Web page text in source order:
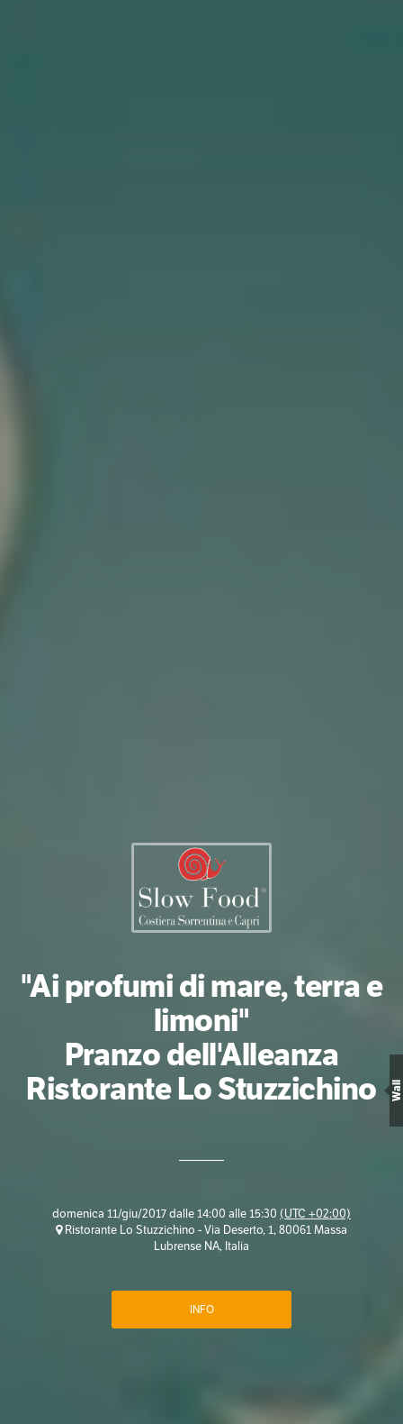
"Ai profumi di mare, terra e
limoni"
Pranzo dell'Alleanza
Ristorante Lo Stuzzichino
domenica 11/giu/2017 dalle 14:00 alle 15:30 (UTC +02:00)
Ristorante Lo Stuzzichino - Via Deserto, 1, 80061 Massa
Lubrense NA, Italia
INFO
Wall